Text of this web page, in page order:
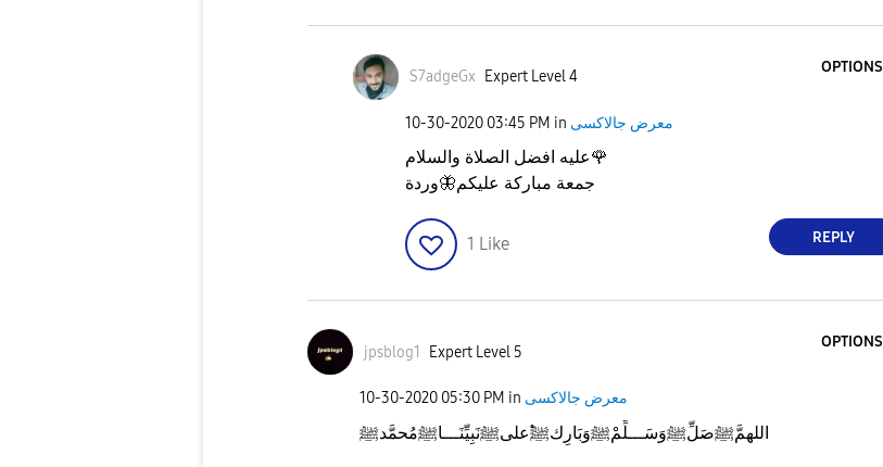
S7adgeGx Expert Level 4
OPTIONS
‎10-30-2020 03:45 PM in معرض جالاكسى
عليه افضل الصلاة والسلام🌹
جمعة مباركة عليكم🦋وردة
1 Like REPLY
jpsblog1 Expert Level 5
OPTIONS
‎10-30-2020 05:30 PM in معرض جالاكسى
اللهمَّﷺصَلِّﷺوَسَـــلِّمْﷺوَبَارِكﷺْعلىﷺنَبِيِّنَـــاﷺمُحمَّدﷺ